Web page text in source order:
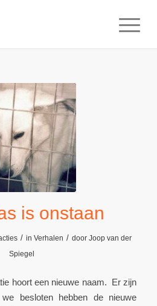
is onstaan
/ in Verhalen / door Joop van der
Spiegel
hoort een nieuwe naam. Er zijn
besloten hebben de nieuwe